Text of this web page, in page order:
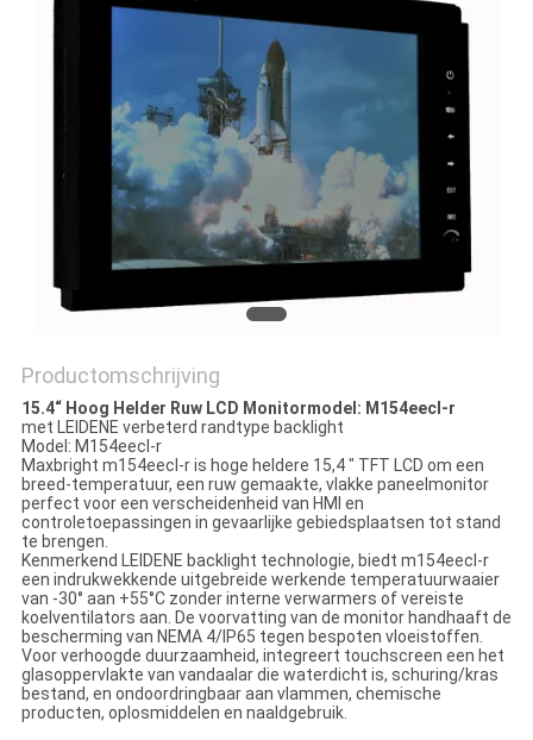
PRIVACY
Productomschrijving
15.4“ Hoog Helder Ruw LCD Monitormodel: M154eecl-r
met LEIDENE verbeterd randtype backlight
Model: M154eecl-r
Maxbright m154eecl-r is hoge heldere 15,4 ″ TFT LCD om een
breed-temperatuur, een ruw gemaakte, vlakke paneelmonitor
perfect voor een verscheidenheid van HMI en
controletoepassingen in gevaarlijke gebiedsplaatsen tot stand
te brengen.
Kenmerkend LEIDENE backlight technologie, biedt m154eecl-r
een indrukwekkende uitgebreide werkende temperatuurwaaier
van -30° aan +55°C zonder interne verwarmers of vereiste
koelventilators aan. De voorvatting van de monitor handhaaft de
bescherming van NEMA 4/IP65 tegen bespoten vloeistoffen.
Voor verhoogde duurzaamheid, integreert touchscreen een het
glasoppervlakte van vandaalar die waterdicht is, schuring/kras
bestand, en ondoordringbaar aan vlammen, chemische
producten, oplosmiddelen en naaldgebruik.